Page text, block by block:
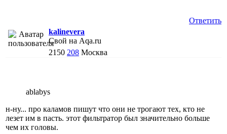
Ответить
kalinevera
Свой на Aqa.ru
2150 208 Москва
ablabys
н-ну... про каламов пишут что они не трогают тех, кто не
лезет им в пасть. этот фильтратор был значительно больше
чем их головы.